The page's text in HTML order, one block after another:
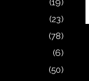
(19)
(23)
(78)
(6)
(50)